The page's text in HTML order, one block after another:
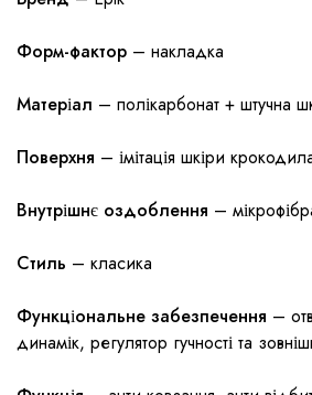
Форм-фактор – накладка
Матеріал – полікарбонат + штучна
Поверхня – імітація шкіри
Внутрішнє оздоблення –
Стиль – класика
Функціональне забезпечення –
динамік, регулятор гучності та